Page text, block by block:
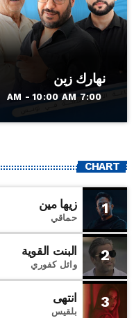
نهارك زين
7:00 AM - 10:00 AM
CHART
1 زيها مين
حماقي
2 البنت القوية
وائل كفوري
3 انتهى
بلقيس